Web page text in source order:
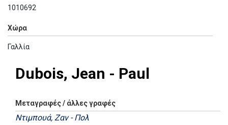
1010692
Χώρα
Γαλλία
Dubois, Jean - Paul
Μεταγραφές / άλλες γραφές
Ντιµπουά, Ζαν - Πολ